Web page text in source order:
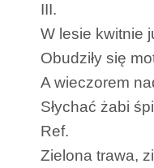
III.
W lesie kwitnie
Obudziły się
A wieczorem
Słychać żabi
Ref.
Zielona trawa,